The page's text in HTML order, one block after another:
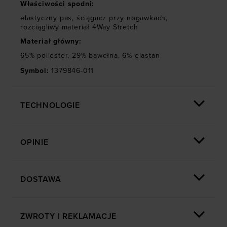
Właściwości spodni:
elastyczny pas, ściągacz przy nogawkach,
rozciągliwy materiał 4Way Stretch
Materiał główny:
65% poliester, 29% bawełna, 6% elastan
Symbol: 1379846-011
TECHNOLOGIE
OPINIE
DOSTAWA
ZWROTY I REKLAMACJE